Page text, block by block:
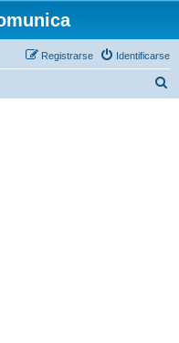
Identificarse
Registrarse